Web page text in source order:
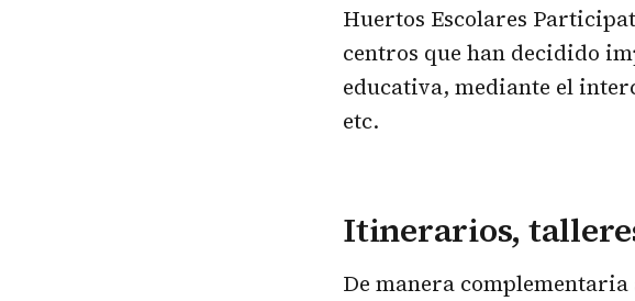
Huertos Escolares
centros que han decidido
educativa, mediante el
etc.
Itinerarios,
De manera complementaria